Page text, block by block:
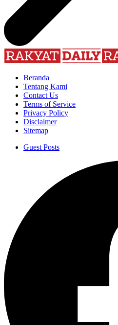
Beranda
Tentang Kami
Contact Us
Terms of Service
Privacy Policy
Disclaimer
Sitemap
Guest Posts